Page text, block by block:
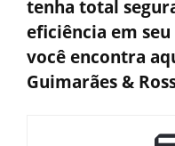
tenha total
eficiência em
você encontra
Guimarães &